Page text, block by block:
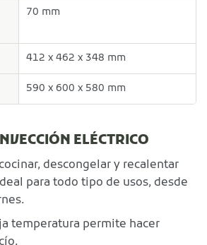
70 mm
412 x 462 x 348 mm
590 x 600 x 580 mm
ELÉCTRICO
descongelar y recalentar
para todo tipo de usos, desde
temperatura permite hacer